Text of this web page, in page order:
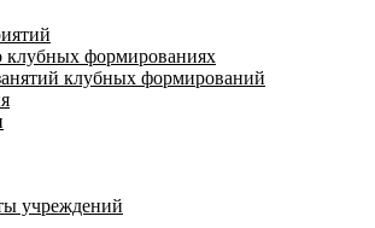
формированиях
клубных формирований
учреждений